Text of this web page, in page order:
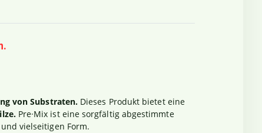
von Substraten. Dieses Produkt bietet eine
Pre·Mix ist eine sorgfältig abgestimmte
vielseitigen Form.